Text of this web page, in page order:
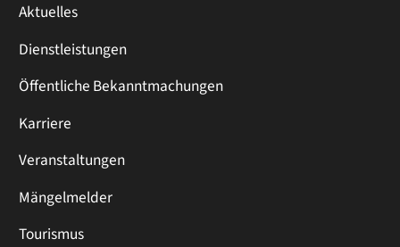
Aktuelles
Dienstleistungen
Öffentliche Bekanntmachungen
Karriere
Veranstaltungen
Mängelmelder
Tourismus